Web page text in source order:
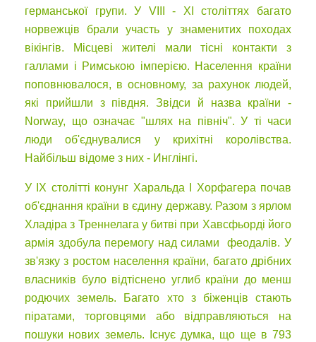
германської групи. У VIII - XI століттях багато
норвежців брали участь у знаменитих походах
вікінгів. Місцеві жителі мали тісні контакти з
галлами і Римською імперією. Населення країни
поповнювалося, в основному, за рахунок людей,
які прийшли з півдня. Звідси й назва країни -
Norway, що означає "шлях на північ". У ті часи
люди об'єднувалися у крихітні королівства.
Найбільш відоме з них - Инглінгі.
У IX столітті конунг Харальда I Хорфагера почав
об'єднання країни в єдину державу. Разом з ярлом
Хладіра з Треннелага у битві при Хавсфьорді його
армія здобула перемогу над силами феодалів. У
зв'язку з ростом населення країни, багато дрібних
власників було відтіснено углиб країни до менш
родючих земель. Багато хто з біженців стають
піратами, торговцями або відправляються на
пошуки нових земель. Існує думка, що ще в 793